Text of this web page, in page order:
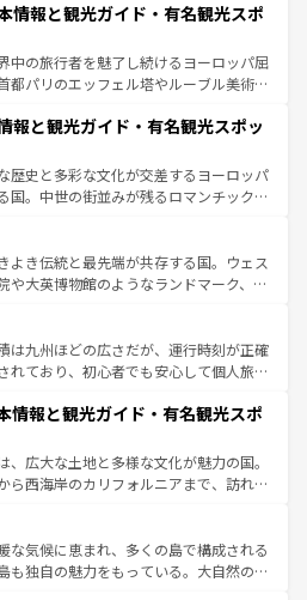
リアで、忘れられない旅をしてみよう！
リア情報は
国では、情熱的なフラメンコ、熱気あふ
美味しいタパスが生活の一部となってい
ドの洗練された雰囲気や、バルセロナの
角から、地方では古代ローマ遺跡や中世
て風土や気候が異なるスペインはその個
照してほしい。
情報と観光ガイド・有名観光スポ
中の旅行者を魅了し続けるヨーロッパ屈
都パリのエッフェル塔やルーブル美術館
詰まっている。華麗な宮殿、歴史的な大
チ、そして豊かな自然が、訪れる者を心
た、フランスは美食の国としても知ら
はユネスコ無形文化遺産にも登録されて
ー畑など、多彩な楽しみ方が可能だ。さ
地域にも魅力が溢れており、どの街角に
化が息づいている。パリ以外の個性あふ
。
報と観光ガイド・有名観光スポッ
歴史と多彩な文化が交差するヨーロッパ
国。中世の街並みが残るロマンチック街
、どこを歩いても飽きることがない。ベ
気、バイエルン州のアルプスの絶景、そ
のワイン畑といった風景は必見。ビール
ひ体験してほしい。 なお、新着の
テンツ一覧を参照してほしい。
よき伝統と最先端が共存する国。ウェス
や大英博物館のようなランドマーク、歴
魅力がある。また、優雅なアフタヌーン
きにはたまらない英国パブ、サッカー観
らこそできる体験も豊富。イギリスを旅
てほしい。
は九州ほどの広さだが、運行時刻が正確
れており、初心者でも安心して個人旅行
残る町や、スイスならではのユニークな
ルプス観光だけでなく町歩きも満喫する
民の所得が高いため物価も高いが、旅行
提供のサービスもあり、うまく活用すれ
情報と観光ガイド・有名観光スポ
、広大な土地と多様な文化が魅力の国。
ら西海岸のカリフォルニアまで、訪れる
は、観光、ショッピング、エンターテイ
た刺激的なスポットだ。一方、アメリカ
広がり、グランドキャニオンやイエロー
な気候に恵まれ、多くの島で構成される
も独自の魅力をもっている。大自然の神